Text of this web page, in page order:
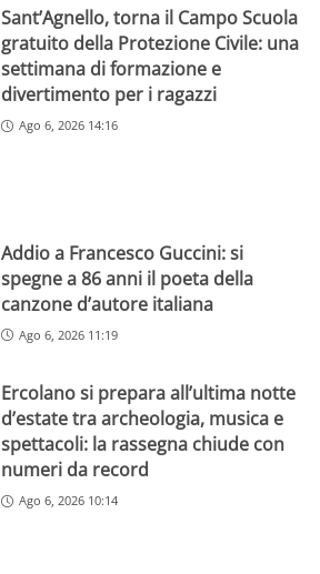
Sant’Agnello, torna il Campo Scuola
gratuito della Protezione Civile: una
settimana di formazione e
divertimento per i ragazzi
Ago 6, 2026 14:16
Addio a Francesco Guccini: si
spegne a 86 anni il poeta della
canzone d’autore italiana
Ago 6, 2026 11:19
Ercolano si prepara all’ultima notte
d’estate tra archeologia, musica e
spettacoli: la rassegna chiude con
numeri da record
Ago 6, 2026 10:14